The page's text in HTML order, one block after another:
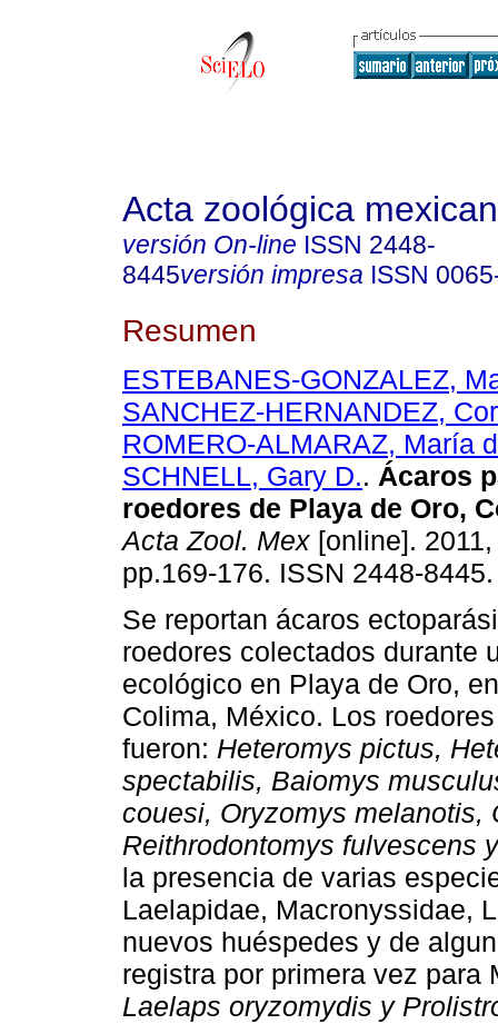
Acta zoológica
versión On-line ISSN 2448-
8445versión impresa ISSN
Resumen
ESTEBANES-GONZALEZ,
SANCHEZ-HERNANDEZ,
ROMERO-ALMARAZ, María
SCHNELL, Gary D.. Ácaros
roedores de Playa de Oro,
Acta Zool. Mex [online].
pp.169-176. ISSN 2448-8445.
Se reportan ácaros
roedores colectados durante
ecológico en Playa de Oro,
Colima, México. Los
fueron: Heteromys pictus,
spectabilis, Baiomys
couesi, Oryzomys melanotis,
Reithrodontomys fulvescens
la presencia de varias
Laelapidae, Macronyssidae,
nuevos huéspedes y de
registra por primera vez para
Laelaps oryzomydis y